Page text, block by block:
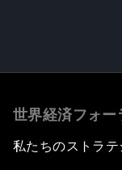
世界経済フォー
私たちのストラテ